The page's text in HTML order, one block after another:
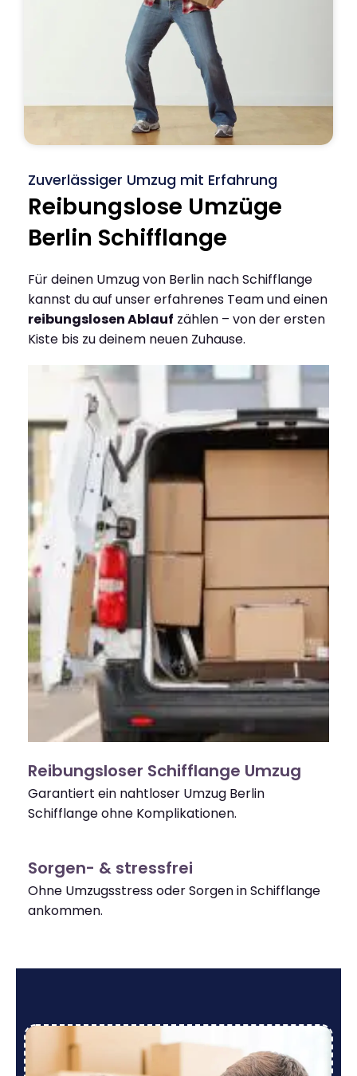
Zuverlässiger Umzug mit Erfahrung
Reibungslose Umzüge
Berlin Schifflange
Für deinen Umzug von Berlin nach Schifflange
kannst du auf unser erfahrenes Team und einen
reibungslosen Ablauf zählen – von der ersten
Kiste bis zu deinem neuen Zuhause.
Reibungsloser Schifflange Umzug
Garantiert ein nahtloser Umzug Berlin
Schifflange ohne Komplikationen.
Sorgen- & stressfrei
Ohne Umzugsstress oder Sorgen in Schifflange
ankommen.